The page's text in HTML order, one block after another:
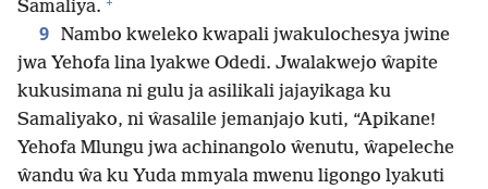
Samaliya.
9 Nambo kweleko kwapali jwakulochesya jwine
jwa Yehofa lina lyakwe Odedi. Jwalakwejo ŵapite
kukusimana ni gulu ja asilikali jajayikaga ku
Samaliyako, ni ŵasalile jemanjajo kuti, “Apikane!
Yehofa Mlungu jwa achinangolo ŵenutu, ŵapeleche
ŵandu ŵa ku Yuda mmyala mwenu ligongo lyakuti